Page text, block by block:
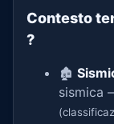
Contesto
?
🏚️
sismica